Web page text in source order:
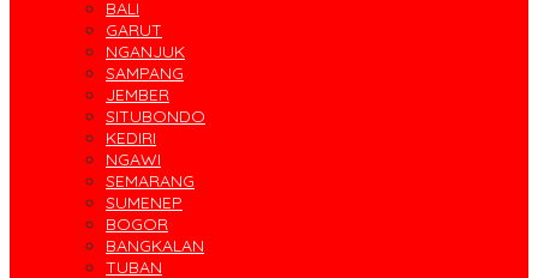
BALI
GARUT
NGANJUK
SAMPANG
JEMBER
SITUBONDO
KEDIRI
NGAWI
SEMARANG
SUMENEP
BOGOR
BANGKALAN
TUBAN